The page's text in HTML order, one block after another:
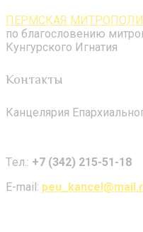
ПЕРМСКАЯ
по благословению
Кунгурского Игнатия
Контакты
Канцелярия
Tел.: +7 (342) 215-51-18
E-mail: